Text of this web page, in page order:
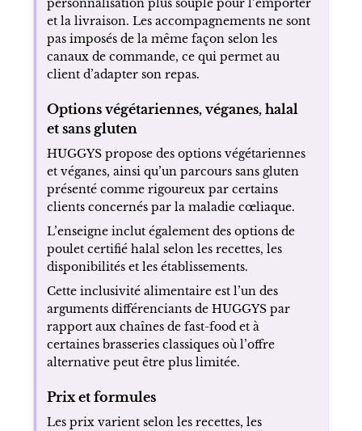
personnalisation plus souple pour l’emporter
et la livraison. Les accompagnements ne sont
pas imposés de la même façon selon les
canaux de commande, ce qui permet au
client d’adapter son repas.
Options végétariennes, véganes, halal
et sans gluten
HUGGYS propose des options végétariennes
et véganes, ainsi qu’un parcours sans gluten
présenté comme rigoureux par certains
clients concernés par la maladie cœliaque.
L’enseigne inclut également des options de
poulet certifié halal selon les recettes, les
disponibilités et les établissements.
Cette inclusivité alimentaire est l’un des
arguments différenciants de HUGGYS par
rapport aux chaînes de fast-food et à
certaines brasseries classiques où l’offre
alternative peut être plus limitée.
Prix et formules
Les prix varient selon les recettes, les